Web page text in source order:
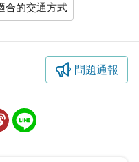
合的交通方式
問題通報